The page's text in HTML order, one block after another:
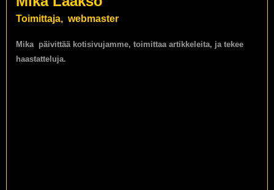
Toimittaja, webmaster
Mika päivittää kotisivujamme, toimittaa artikkeleita, ja tekee
haastatteluja.